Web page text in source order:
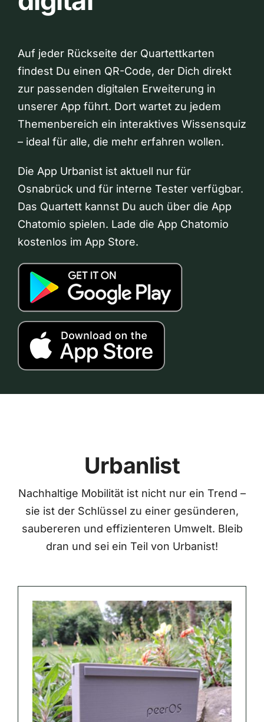
Auf jeder Rückseite der Quartettkarten
findest Du einen QR-Code, der Dich direkt
zur passenden digitalen Erweiterung in
unserer App führt. Dort wartet zu jedem
Themenbereich ein interaktives Wissensquiz
– ideal für alle, die mehr erfahren wollen.
Die App Urbanist ist aktuell nur für
Osnabrück und für interne Tester verfügbar.
Das Quartett kannst Du auch über die App
Chatomio spielen. Lade die App Chatomio
kostenlos im App Store.
Urbanlist
Nachhaltige Mobilität ist nicht nur ein Trend –
sie ist der Schlüssel zu einer gesünderen,
saubereren und effizienteren Umwelt. Bleib
dran und sei ein Teil von Urbanist!